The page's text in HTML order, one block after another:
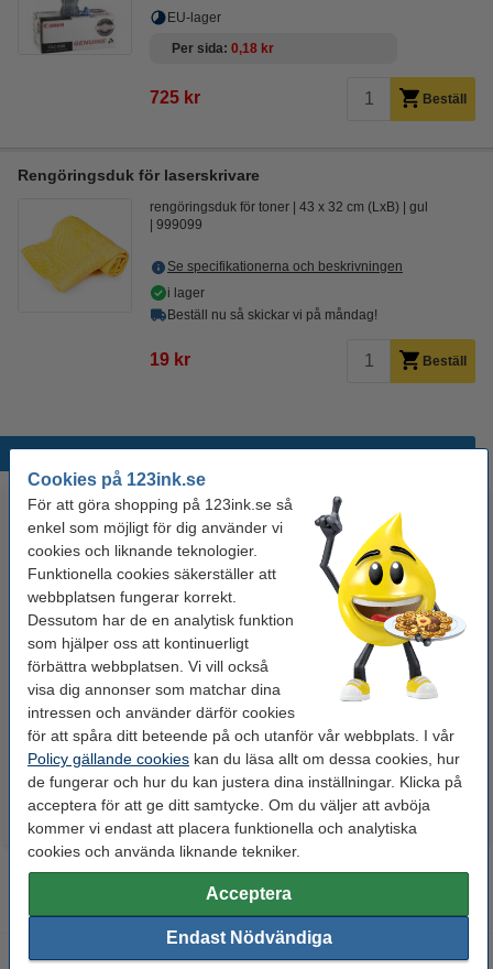
Cookies på 123ink.se
För att göra shopping på 123ink.se så
enkel som möjligt för dig använder vi
cookies och liknande teknologier.
Funktionella cookies säkerställer att
webbplatsen fungerar korrekt.
Dessutom har de en analytisk funktion
som hjälper oss att kontinuerligt
förbättra webbplatsen. Vi vill också
visa dig annonser som matchar dina
intressen och använder därför cookies
för att spåra ditt beteende på och utanför vår webbplats. I vår
Policy gällande cookies kan du läsa allt om dessa cookies, hur
de fungerar och hur du kan justera dina inställningar. Klicka på
acceptera för att ge ditt samtycke. Om du väljer att avböja
kommer vi endast att placera funktionella och analytiska
cookies och använda liknande tekniker.
Acceptera
Endast Nödvändiga
EU-lager
Per sida 0,18 kr
725 kr Beställ
Rengöringsduk för laserskrivare
rengöringsduk för toner 43 x 32 cm (LxB)
gul
999099
Se specifikationerna och beskrivningen
i lager
Beställ nu så skickar vi på måndag!
19 kr Beställ
Populära produkter
Whiteboardpenna 2.5mm |
123ink | sorterade färger | 4st
60 kr Inkl. 25% Moms
Märkpenna permanent 2.5mm |
123ink | 4st
50 kr Inkl. 25% Moms